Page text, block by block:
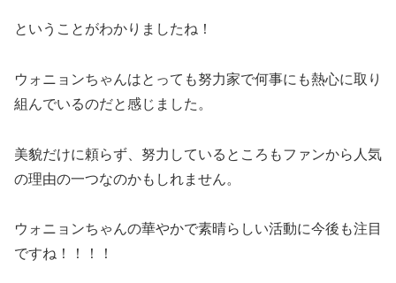
ということがわかりましたね！
ウォニョンちゃんはとっても努力家で何事にも熱心に取り
組んでいるのだと感じました。
美貌だけに頼らず、努力しているところもファンから人気
の理由の一つなのかもしれません。
ウォニョンちゃんの華やかで素晴らしい活動に今後も注目
ですね！！！！